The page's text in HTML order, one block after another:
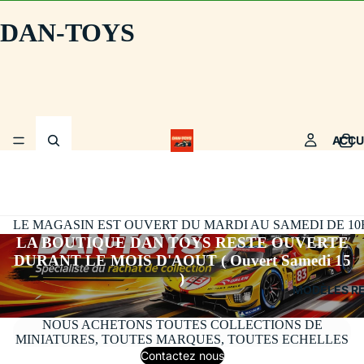
DAN-TOYS
MODÈLES
LE MAGASIN EST OUVERT DU MARDI AU SAMEDI DE
LA BOUTIQUE DAN TOYS RESTE OUVERTE
DURANT LE MOIS D'AOUT ( Ouvert Samedi 15
)
NOUS ACHETONS TOUTES COLLECTIONS DE
MINIATURES, TOUTES MARQUES, TOUTES ECHELLES
Contactez nous